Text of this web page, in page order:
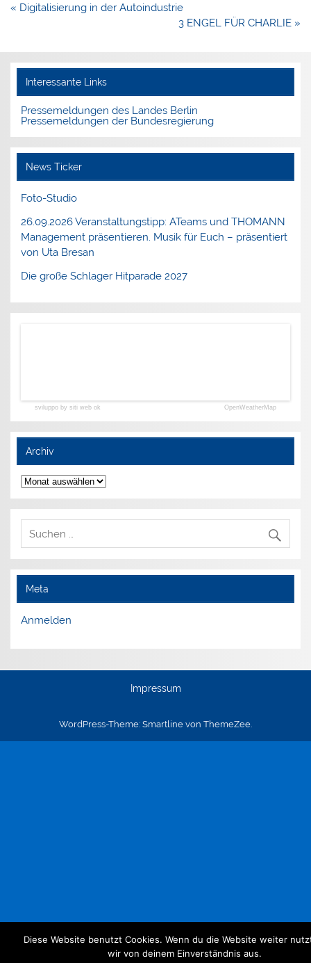
Beitragsnavigation
« Digitalisierung in der Autoindustrie
3 ENGEL FÜR CHARLIE »
Interessante Links
Pressemeldungen des Landes Berlin
Pressemeldungen der Bundesregierung
News Ticker
Foto-Studio
26.09.2026 Veranstaltungstipp: ATeams und THOMANN
Management präsentieren. Musik für Euch – präsentiert
von Uta Bresan
Die große Schlager Hitparade 2027
sviluppo by siti web ok OpenWeatherMap
Archiv
Archiv
Meta
Anmelden
Impressum
WordPress-Theme: Smartline von ThemeZee.
Diese Website benutzt Cookies. Wenn du die Website weiter
wir von deinem Einverständnis aus.